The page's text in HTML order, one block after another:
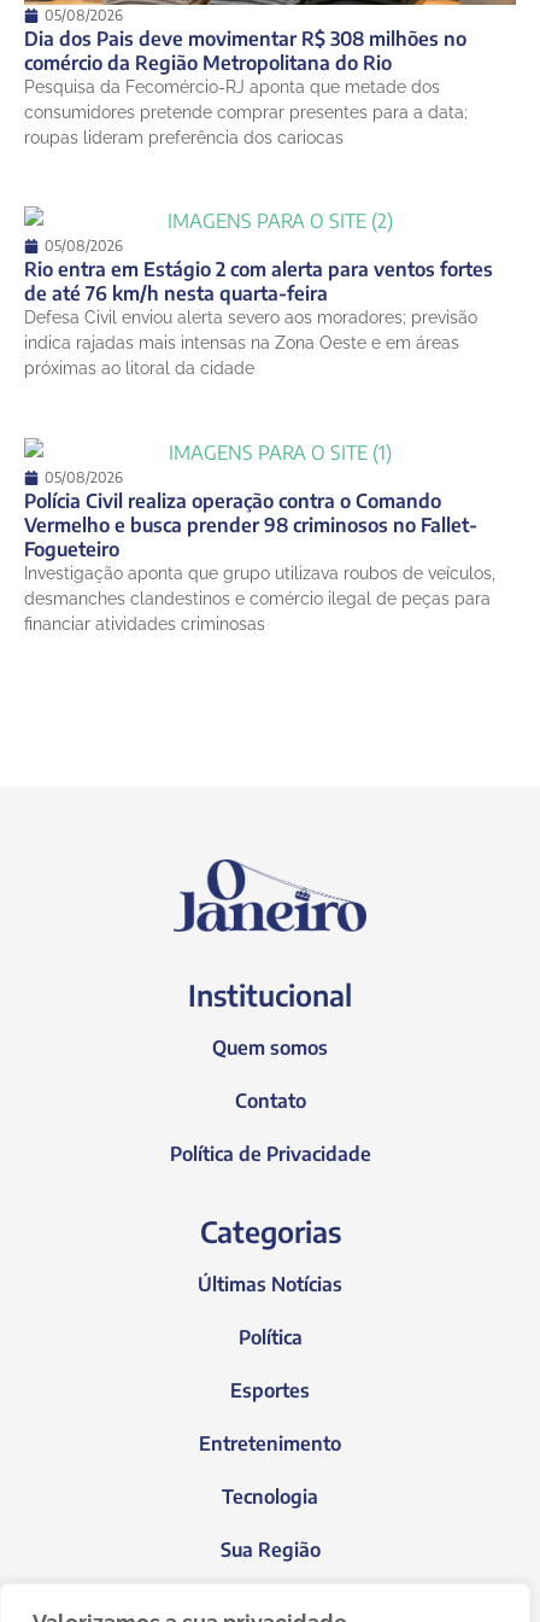
05/08/2026
Dia dos Pais deve movimentar R$ 308 milhões no
comércio da Região Metropolitana do Rio
Pesquisa da Fecomércio-RJ aponta que metade dos
consumidores pretende comprar presentes para a data;
roupas lideram preferência dos cariocas
05/08/2026
Rio entra em Estágio 2 com alerta para ventos fortes
de até 76 km/h nesta quarta-feira
Defesa Civil enviou alerta severo aos moradores; previsão
indica rajadas mais intensas na Zona Oeste e em áreas
próximas ao litoral da cidade
05/08/2026
Polícia Civil realiza operação contra o Comando
Vermelho e busca prender 98 criminosos no Fallet-
Fogueteiro
Investigação aponta que grupo utilizava roubos de veículos,
desmanches clandestinos e comércio ilegal de peças para
financiar atividades criminosas
Institucional
Quem somos
Contato
Política de Privacidade
Categorias
Últimas Notícias
Política
Esportes
Entretenimento
Tecnologia
Sua Região